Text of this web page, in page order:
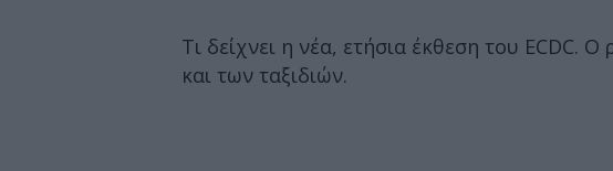
Τι δείχνει η νέα, ετήσια έκθεση του ECDC.
και των ταξιδιών.